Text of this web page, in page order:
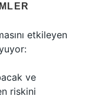
etkileyen
ve
riskini